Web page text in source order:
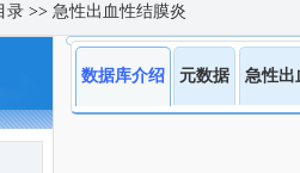
录 >> 急性出血性结膜炎
数据库介绍 元数据 急性出